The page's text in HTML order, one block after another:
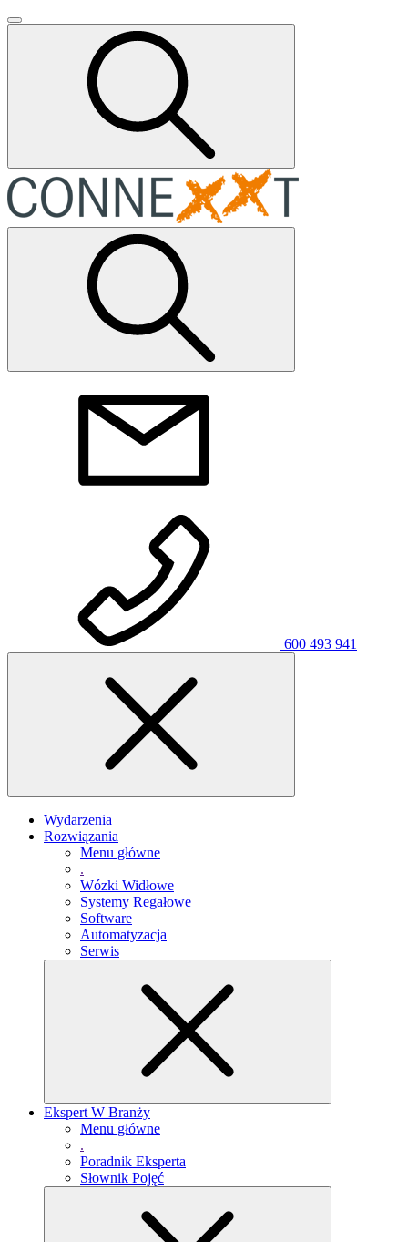
600 493 941
Wydarzenia
Rozwiązania
Menu główne
.
Wózki Widłowe
Systemy Regałowe
Software
Automatyzacja
Serwis
Ekspert W Branży
Menu główne
.
Poradnik Eksperta
Słownik Pojęć